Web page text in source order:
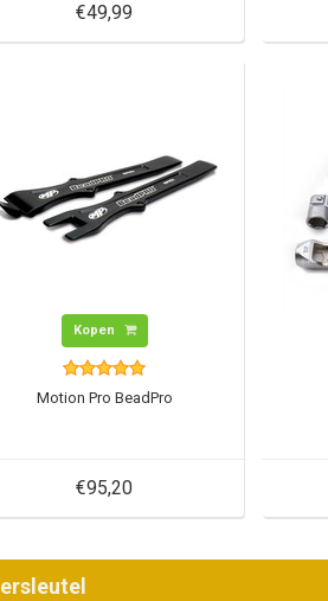
€49,99
Kopen
Motion Pro BeadPro
€95,20